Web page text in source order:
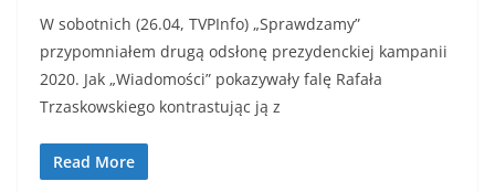
W sobotnich (26.04, TVPInfo) „Sprawdzamy”
przypomniałem drugą odsłonę prezydenckiej kampanii
2020. Jak „Wiadomości” pokazywały falę Rafała
Trzaskowskiego kontrastując ją z
Read More